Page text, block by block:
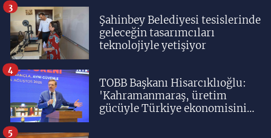
Şahinbey Belediyesi tesislerinde
geleceğin tasarımcıları
teknolojiyle yetişiyor
3
TOBB Başkanı Hisarcıklıoğlu:
'Kahramanmaraş, üretim
gücüyle Türkiye ekonomisinin
4
5